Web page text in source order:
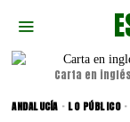
Carta en
ANDALUCÍA · LO PÚBLICO ·